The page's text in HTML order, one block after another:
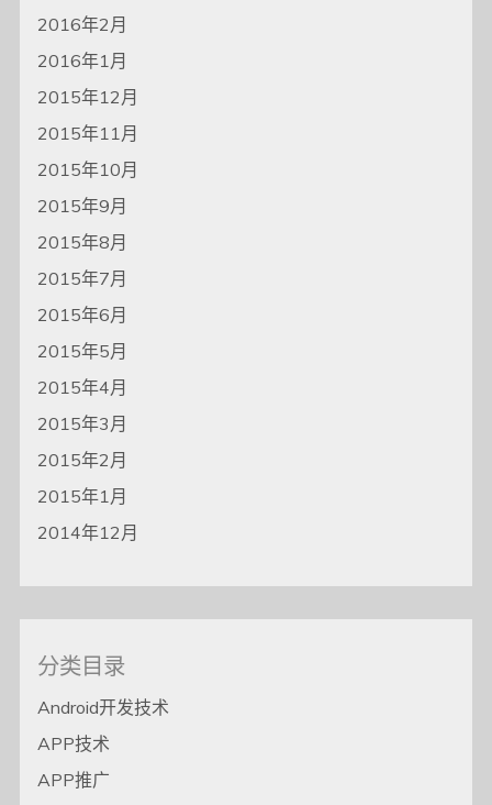
2016年2月
2016年1月
2015年12月
2015年11月
2015年10月
2015年9月
2015年8月
2015年7月
2015年6月
2015年5月
2015年4月
2015年3月
2015年2月
2015年1月
2014年12月
分类目录
Android开发技术
APP技术
APP推广